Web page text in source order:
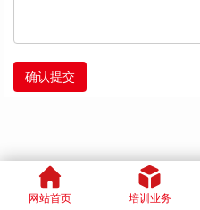
网站首页 培训业务